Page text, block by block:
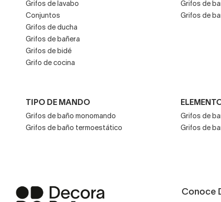
Grifos de lavabo
Conjuntos
Grifos de ducha
Grifos de bañera
Grifos de bidé
Grifo de cocina
Grifos de
Grifos de
TIPO DE MANDO
Grifos de baño monomando
Grifos de baño termoestático
Grifos de
Grifos de
Conoce